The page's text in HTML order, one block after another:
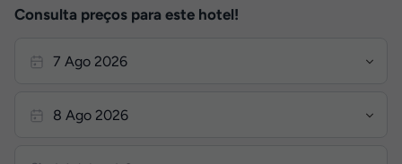
Consulta preços para este hotel!